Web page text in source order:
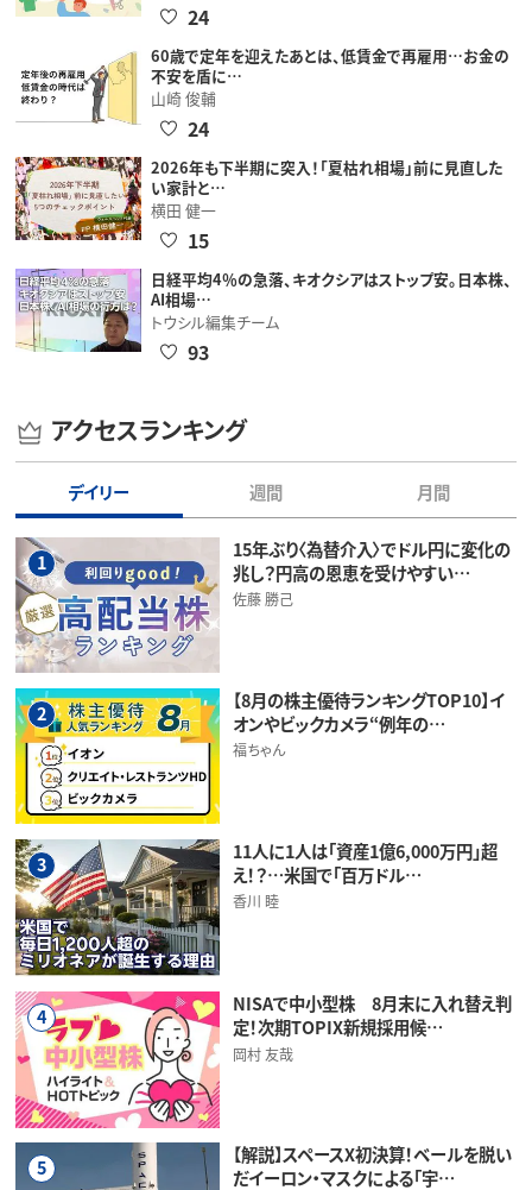
24
60歳で定年を迎えたあとは、低賃金で再雇用…お金の
不安を盾に…
山崎 俊輔
24
2026年も下半期に突入！「夏枯れ相場」前に見直した
い家計と…
横田 健一
15
日経平均4％の急落、キオクシアはストップ安。日本株、
AI相場…
トウシル編集チーム
93
アクセスランキング
デイリー 週間 月間
1
15年ぶり〈為替介入〉でドル円に変化の
兆し？円高の恩恵を受けやすい…
佐藤 勝己
2
【8月の株主優待ランキングTOP10】イ
オンやビックカメラ“例年の…
福ちゃん
3
11人に1人は「資産1億6,000万円」超
え！？…米国で「百万ドル…
香川 睦
4
NISAで中小型株 8月末に入れ替え判
定！次期TOPIX新規採用候…
岡村 友哉
5
【解説】スペースX初決算！ベールを脱い
だイーロン・マスクによる「宇…